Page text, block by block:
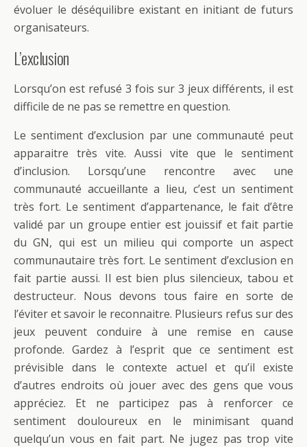
évoluer le déséquilibre existant en initiant de futurs
organisateurs.
L’exclusion
Lorsqu’on est refusé 3 fois sur 3 jeux différents, il est
difficile de ne pas se remettre en question.
Le sentiment d’exclusion par une communauté peut
apparaitre très vite. Aussi vite que le sentiment
d’inclusion. Lorsqu’une rencontre avec une
communauté accueillante a lieu, c’est un sentiment
très fort. Le sentiment d’appartenance, le fait d’être
validé par un groupe entier est jouissif et fait partie
du GN, qui est un milieu qui comporte un aspect
communautaire très fort. Le sentiment d’exclusion en
fait partie aussi. Il est bien plus silencieux, tabou et
destructeur. Nous devons tous faire en sorte de
l’éviter et savoir le reconnaitre. Plusieurs refus sur des
jeux peuvent conduire à une remise en cause
profonde. Gardez à l’esprit que ce sentiment est
prévisible dans le contexte actuel et qu’il existe
d’autres endroits où jouer avec des gens que vous
appréciez. Et ne participez pas à renforcer ce
sentiment douloureux en le minimisant quand
quelqu’un vous en fait part. Ne jugez pas trop vite